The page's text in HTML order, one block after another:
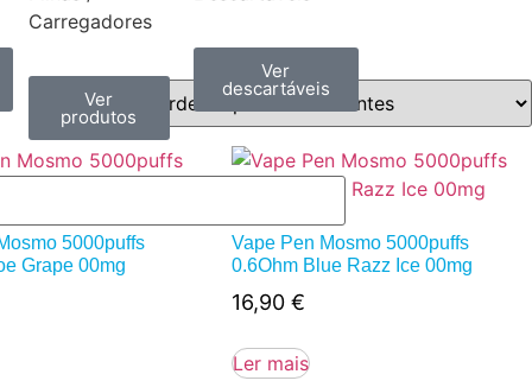
Carregadores
Ver
produtos
Ver
descartáveis
5000puffs
Grape 00mg
Vape Pen Mosmo 5000puffs
0.6Ohm Blue Razz Ice 00mg
16,90€
Ler mais